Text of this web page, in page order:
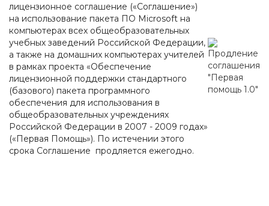
лицензионное соглашение («Соглашение»)
на использование пакета ПО Microsoft на
компьютерах всех общеобразовательных
учебных заведений Российской Федерации,
а также на домашних компьютерах учителей
в рамках проекта «Обеспечение
лицензионной поддержки стандартного
(базового) пакета программного
обеспечения для использования в
общеобразовательных учреждениях
Российской Федерации в 2007 - 2009 годах»
(«Первая Помощь»). По истечении этого
срока Соглашение продляется ежегодно.